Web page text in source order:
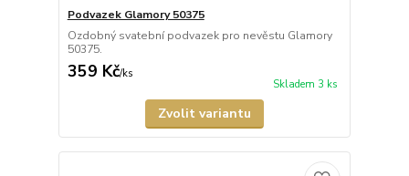
Podvazek Glamory 50375
Ozdobný svatební podvazek pro nevěstu Glamory
50375.
359 Kč/ks
Skladem 3 ks
Zvolit variantu